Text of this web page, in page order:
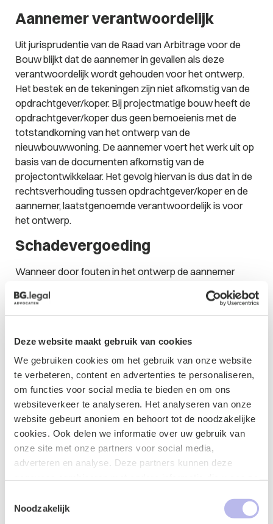
Deze website maakt gebruik van cookies
We gebruiken cookies om het gebruik van onze website
te verbeteren, content en advertenties te personaliseren,
om functies voor social media te bieden en om ons
websiteverkeer te analyseren. Het analyseren van onze
website gebeurt anoniem en behoort tot de noodzakelijke
cookies. Ook delen we informatie over uw gebruik van
onze site met onze partners voor social media,
adverteren en analyse. Deze partners kunnen deze
uw gebruik van hun services.
Noodzakelijk
Aannemer verantwoordelijk
Uit jurisprudentie van de Raad van Arbitrage voor de
Bouw blijkt dat de aannemer in gevallen als deze
verantwoordelijk wordt gehouden voor het ontwerp.
Het bestek en de tekeningen zijn niet afkomstig van de
opdrachtgever/koper. Bij projectmatige bouw heeft de
opdrachtgever/koper dus geen bemoeienis met de
totstandkoming van het ontwerp van de
nieuwbouwwoning. De aannemer voert het werk uit op
basis van de documenten afkomstig van de
projectontwikkelaar. Het gevolg hiervan is dus dat in de
rechtsverhouding tussen opdrachtgever/koper en de
aannemer, laatstgenoemde verantwoordelijk is voor
het ontwerp.
Schadevergoeding
Wanneer door fouten in het ontwerp de aannemer
opdrachtgever/koper of de herstelwerkzaamheden op
eigen kosten moet verrichten, kan de aannemer
projectontwikkelaar. Of dat lukt zal vooral afhankelijk zijn
van het contract tussen de projectontwikkelaar en de
aannemer. Vaak is in dit soort contracten de
aansprakelijkheid van de projectontwikkelaar waar het
de aanneming van het werk betreft uitgesloten.
Contactformulier